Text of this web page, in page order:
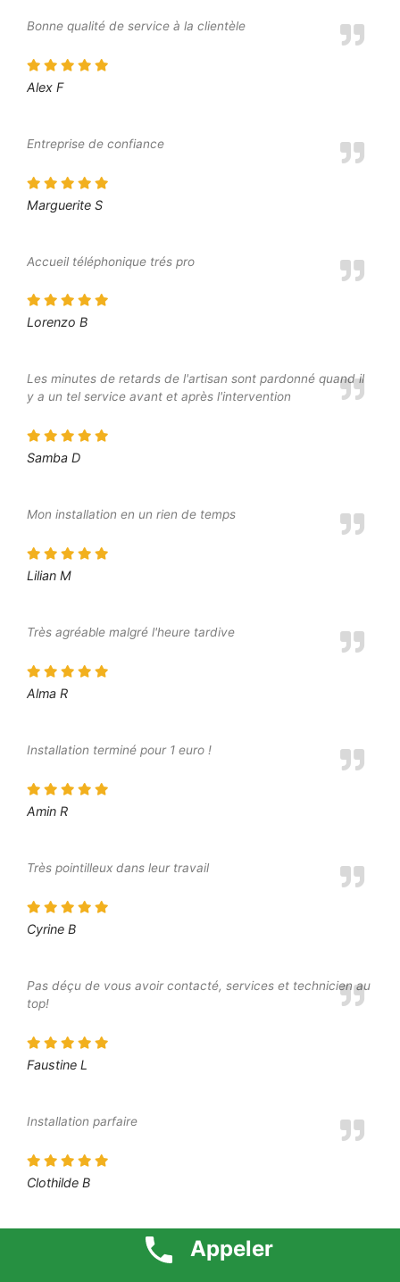
Bonne qualité de service à la clientèle
Alex F
Entreprise de confiance
Marguerite S
Accueil téléphonique trés pro
Lorenzo B
Les minutes de retards de l'artisan sont pardonné quand il
y a un tel service avant et après l'intervention
Samba D
Mon installation en un rien de temps
Lilian M
Très agréable malgré l'heure tardive
Alma R
Installation terminé pour 1 euro !
Amin R
Très pointilleux dans leur travail
Cyrine B
Pas déçu de vous avoir contacté, services et technicien au
top!
Faustine L
Installation parfaire
Clothilde B
Je suis vraiment satisfaite du travail fourni
Appeler